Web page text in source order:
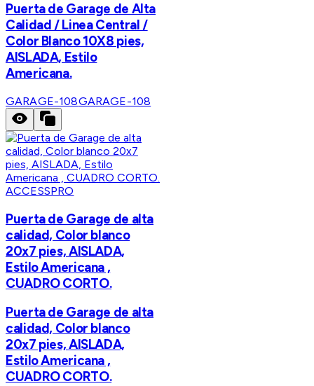
Puerta de Garage de Alta
Calidad / Linea Central /
Color Blanco 10X8 pies,
AISLADA, Estilo
Americana.
GARAGE-108GARAGE-108
ACCESSPRO
Puerta de Garage de alta
calidad, Color blanco
20x7 pies, AISLADA,
Estilo Americana ,
CUADRO CORTO.
Puerta de Garage de alta
calidad, Color blanco
20x7 pies, AISLADA,
Estilo Americana ,
CUADRO CORTO.